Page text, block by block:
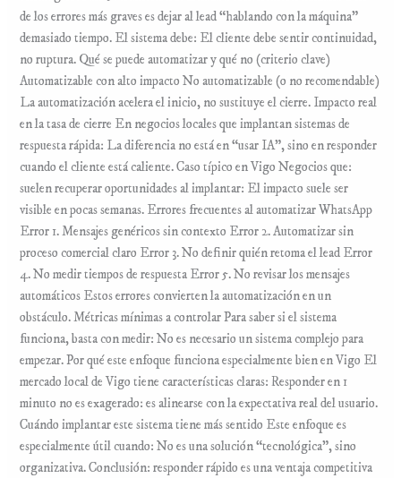
de los errores más graves es dejar al lead “hablando con la máquina”
demasiado tiempo. El sistema debe: El cliente debe sentir continuidad,
no ruptura. Qué se puede automatizar y qué no (criterio clave)
Automatizable con alto impacto No automatizable (o no recomendable)
La automatización acelera el inicio, no sustituye el cierre. Impacto real
en la tasa de cierre En negocios locales que implantan sistemas de
respuesta rápida: La diferencia no está en “usar IA”, sino en responder
cuando el cliente está caliente. Caso típico en Vigo Negocios que:
suelen recuperar oportunidades al implantar: El impacto suele ser
visible en pocas semanas. Errores frecuentes al automatizar WhatsApp
Error 1. Mensajes genéricos sin contexto Error 2. Automatizar sin
proceso comercial claro Error 3. No definir quién retoma el lead Error
4. No medir tiempos de respuesta Error 5. No revisar los mensajes
automáticos Estos errores convierten la automatización en un
obstáculo. Métricas mínimas a controlar Para saber si el sistema
funciona, basta con medir: No es necesario un sistema complejo para
empezar. Por qué este enfoque funciona especialmente bien en Vigo El
mercado local de Vigo tiene características claras: Responder en 1
minuto no es exagerado: es alinearse con la expectativa real del usuario.
Cuándo implantar este sistema tiene más sentido Este enfoque es
especialmente útil cuando: No es una solución “tecnológica”, sino
organizativa. Conclusión: responder rápido es una ventaja competitiva